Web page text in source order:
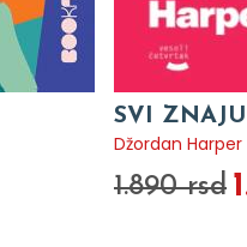
SVI ZNAJU
Džordan Harper
1.890 rsd